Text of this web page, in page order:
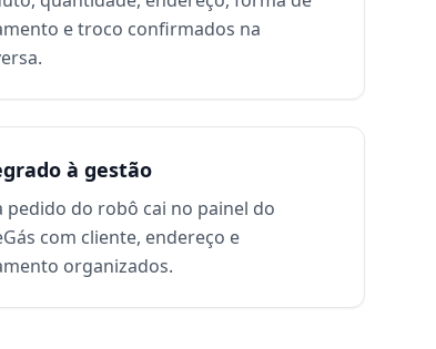
e troco confirmados na
à gestão
pedido do robô cai no painel do
com cliente, endereço e
organizados.